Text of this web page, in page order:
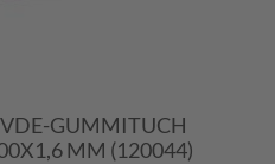
GUMMITUCH
MM (120044)